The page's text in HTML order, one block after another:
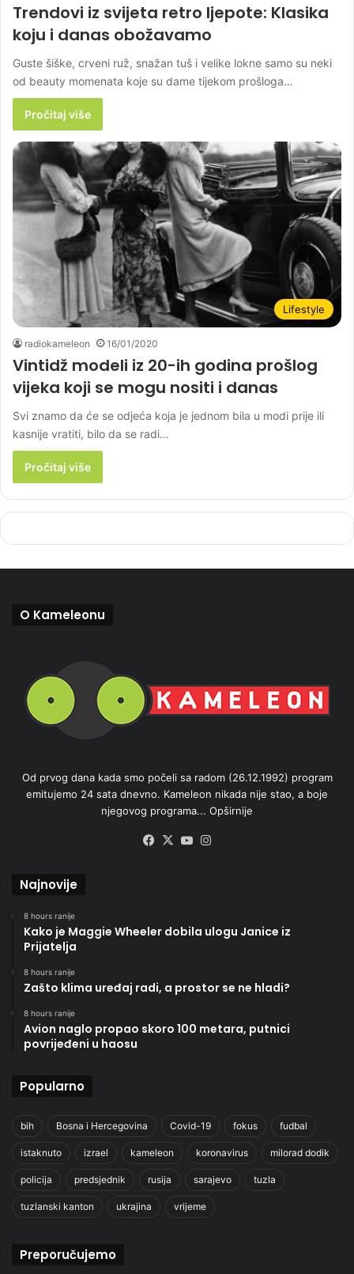
Trendovi iz svijeta retro ljepote: Klasika
koju i danas obožavamo
Guste šiške, crveni ruž, snažan tuš i velike lokne samo su neki
od beauty momenata koje su dame tijekom prošloga…
Pročitaj više
Lifestyle
radiokameleon 16/01/2020
Vintidž modeli iz 20-ih godina prošlog
vijeka koji se mogu nositi i danas
Svi znamo da će se odjeća koja je jednom bila u modi prije ili
kasnije vratiti, bilo da se radi…
Pročitaj više
O Kameleonu
Od prvog dana kada smo počeli sa radom (26.12.1992) program
emitujemo 24 sata dnevno. Kameleon nikada nije stao, a boje
njegovog programa... Opširnije
Facebook
X YouTube
Najnovije
8 hours ranije
Kako je Maggie Wheeler dobila ulogu Janice iz
Prijatelja
8 hours ranije
Zašto klima uređaj radi, a prostor se ne hladi?
8 hours ranije
Avion naglo propao skoro 100 metara, putnici
povrijeđeni u haosu
Popularno
bih Bosna i Hercegovina Covid-19 fokus fudbal
istaknuto izrael kameleon koronavirus milorad dodik
policija predsjednik rusija sarajevo tuzla
tuzlanski kanton ukrajina vrijeme
Preporučujemo